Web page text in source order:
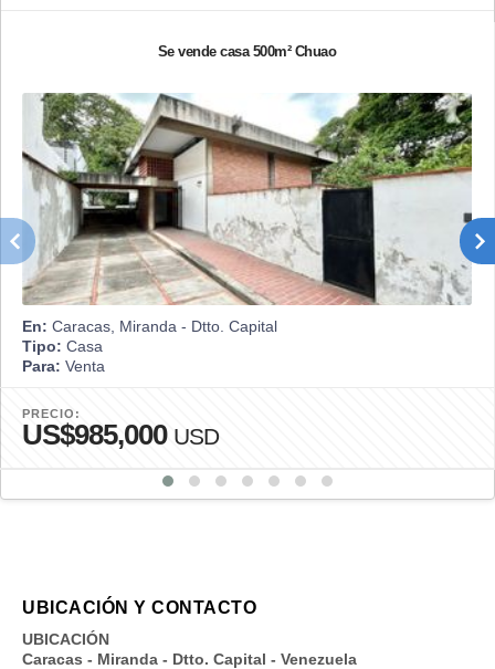
Se vende casa 500m² Chuao
En: Caracas, Miranda - Dtto. Capital
Tipo: Casa
Para: Venta
PRECIO:
US$985,000 USD
UBICACIÓN Y CONTACTO
UBICACIÓN
Caracas - Miranda - Dtto. Capital - Venezuela